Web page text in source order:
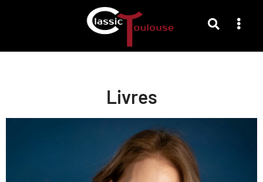
Livres